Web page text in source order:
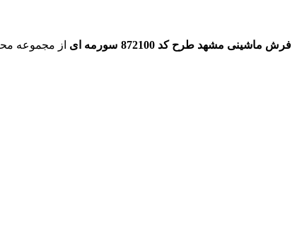
فرش ماشینی مشهد طرح کد 872100 سورمه ای